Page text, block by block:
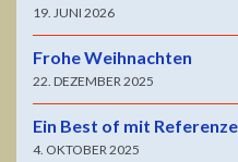
19. JUNI 2026
Frohe Weihnachten
22. DEZEMBER 2025
Ein Best of mit
4. OKTOBER 2025